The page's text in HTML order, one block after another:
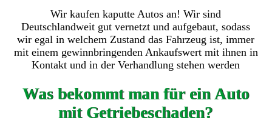
Wir kaufen kaputte Autos an! Wir sind
Deutschlandweit gut vernetzt und aufgebaut, sodass
wir egal in welchem Zustand das Fahrzeug ist, immer
mit einem gewinnbringenden Ankaufswert mit ihnen in
Kontakt und in der Verhandlung stehen werden
Was bekommt man für ein Auto
mit Getriebeschaden?